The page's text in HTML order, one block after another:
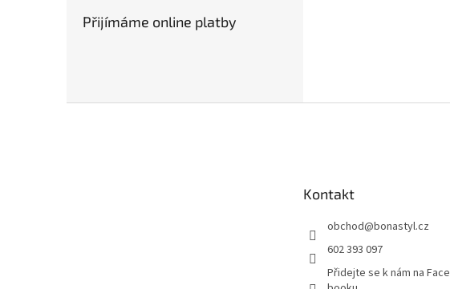
Přijímáme online platby
Kontakt
obchod@bonastyl.cz
602 393 097
Přidejte se k nám na Face